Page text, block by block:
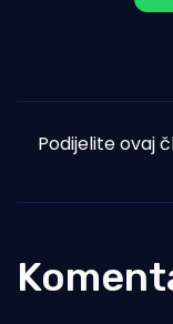
Podijelite ovaj